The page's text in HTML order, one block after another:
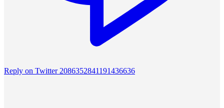
Reply on Twitter 2086352841191436636